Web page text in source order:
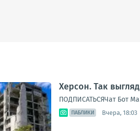
Херсон. Так
ПОДПИСАТЬСЯЧат Бот
ПАБЛИКИ Вчера, 18:03